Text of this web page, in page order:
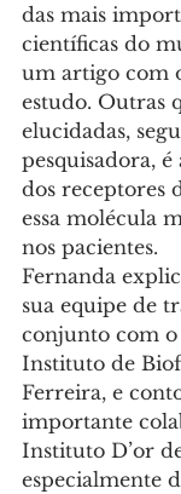
das mais
científicas do
um artigo com
estudo. Outras
elucidadas,
pesquisadora,
dos receptores
essa molécula
nos pacientes.
Fernanda
sua equipe de
conjunto com
Instituto de
Ferreira, e
importante
Instituto D’or
especialmente